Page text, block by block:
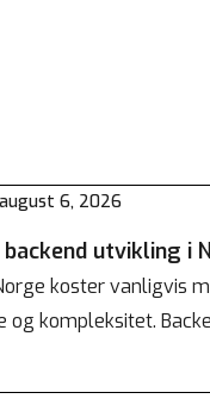
6, 2026
utvikling i
koster vanligvis
og kompleksitet.